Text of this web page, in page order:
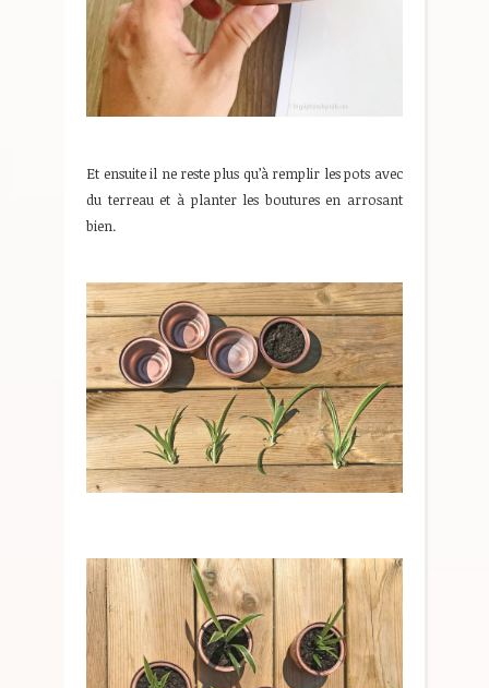
Et ensuite il ne reste plus qu’à remplir les pots avec
du terreau et à planter les boutures en arrosant
bien.